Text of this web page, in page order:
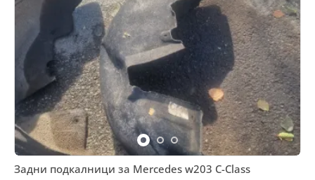
Задни подкалници за Mercedes w203 C-Class